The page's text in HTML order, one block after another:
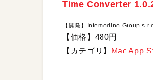
Time Converter
【開発】Intemodino Group
【価格】480円
【カテゴリ】
Mac App